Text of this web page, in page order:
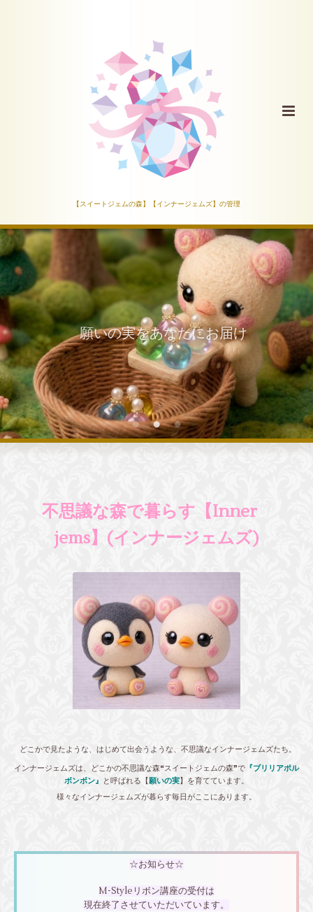
【スイートジェムの森】【インナージェムズ】の管理
願いの実をあなたにお届け
不思議な森で暮らす【Inner
jems】(インナージェムズ)
どこかで見たような、はじめて出会うような、不思議なインナージェムズたち。
インナージェムズは、どこかの不思議な森❝スイートジェムの森❞で 『ブリリアポル
ボンボン』 と呼ばれる【願いの実】を育てています。
様々なインナージェムズが暮らす毎日がここにあります。
☆お知らせ☆
M-Styleリボン講座の受付は
現在終了させていただいています。